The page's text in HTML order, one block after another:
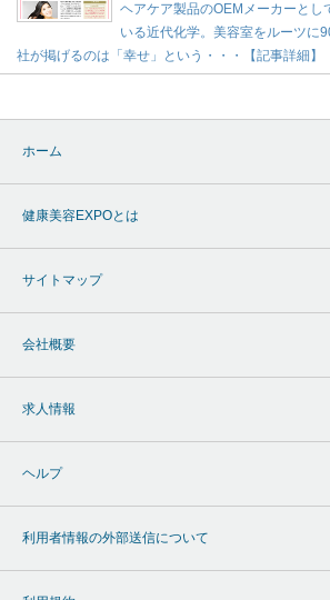
ヘアケア製品のOEMメーカーとし
いる近代化学。美容室をルーツに
社が掲げるのは「幸せ」という・・・【記事詳細】
ホーム
健康美容EXPOとは
サイトマップ
会社概要
求人情報
ヘルプ
利用者情報の外部送信について